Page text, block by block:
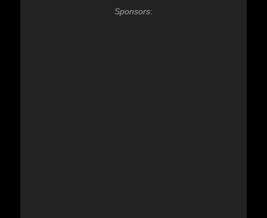
Sponsors: